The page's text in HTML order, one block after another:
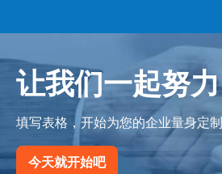
让我们一起努力
填写表格，开始为您的企业量身定
今天就开始吧